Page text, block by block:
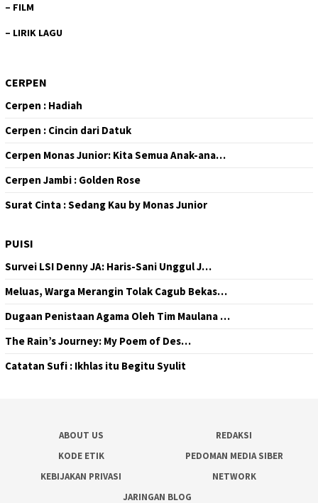
– FILM
– LIRIK LAGU
CERPEN
Cerpen : Hadiah
Cerpen : Cincin dari Datuk
Cerpen Monas Junior: Kita Semua Anak-ana…
Cerpen Jambi : Golden Rose
Surat Cinta : Sedang Kau by Monas Junior
PUISI
Survei LSI Denny JA: Haris-Sani Unggul J…
Meluas, Warga Merangin Tolak Cagub Bekas…
Dugaan Penistaan Agama Oleh Tim Maulana …
The Rain’s Journey: My Poem of Des…
Catatan Sufi : Ikhlas itu Begitu Syulit
ABOUT US
REDAKSI
KODE ETIK
PEDOMAN MEDIA SIBER
KEBIJAKAN PRIVASI
NETWORK
JARINGAN BLOG